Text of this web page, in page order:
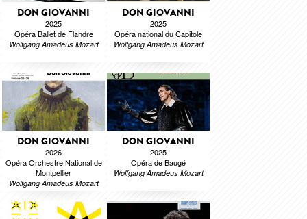
DON GIOVANNI
2025
Opéra Ballet de Flandre
Wolfgang Amadeus Mozart
DON GIOVANNI
2025
Opéra national du Capitole
Wolfgang Amadeus Mozart
DON GIOVANNI
2026
Opéra Orchestre National de
Montpellier
Wolfgang Amadeus Mozart
DON GIOVANNI
2025
Opéra de Baugé
Wolfgang Amadeus Mozart